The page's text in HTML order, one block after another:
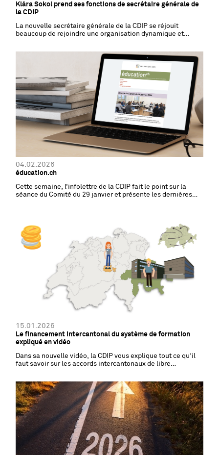
Klára Sokol prend ses fonctions de secrétaire générale de
la CDIP
La nouvelle secrétaire générale de la CDIP se réjouit
beaucoup de rejoindre une organisation dynamique et
04.02.2026
éducation.ch
Cette semaine, l’infolettre de la CDIP fait le point sur la
séance du Comité du 29 janvier et présente les dernières
15.01.2026
Le financement intercantonal du système de formation
expliqué en vidéo
Dans sa nouvelle vidéo, la CDIP vous explique tout ce qu’il
faut savoir sur les accords intercantonaux de libre